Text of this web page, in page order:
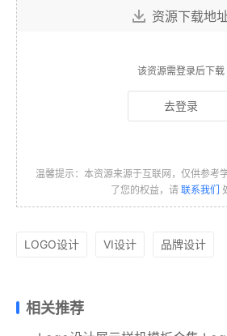
资源下载地
该资源需登录后下载
去登录
温馨提示：本资源来源于互联网，仅供参考
了您的权益，请 联系我们
LOGO设计 VI设计 品牌设计
相关推荐